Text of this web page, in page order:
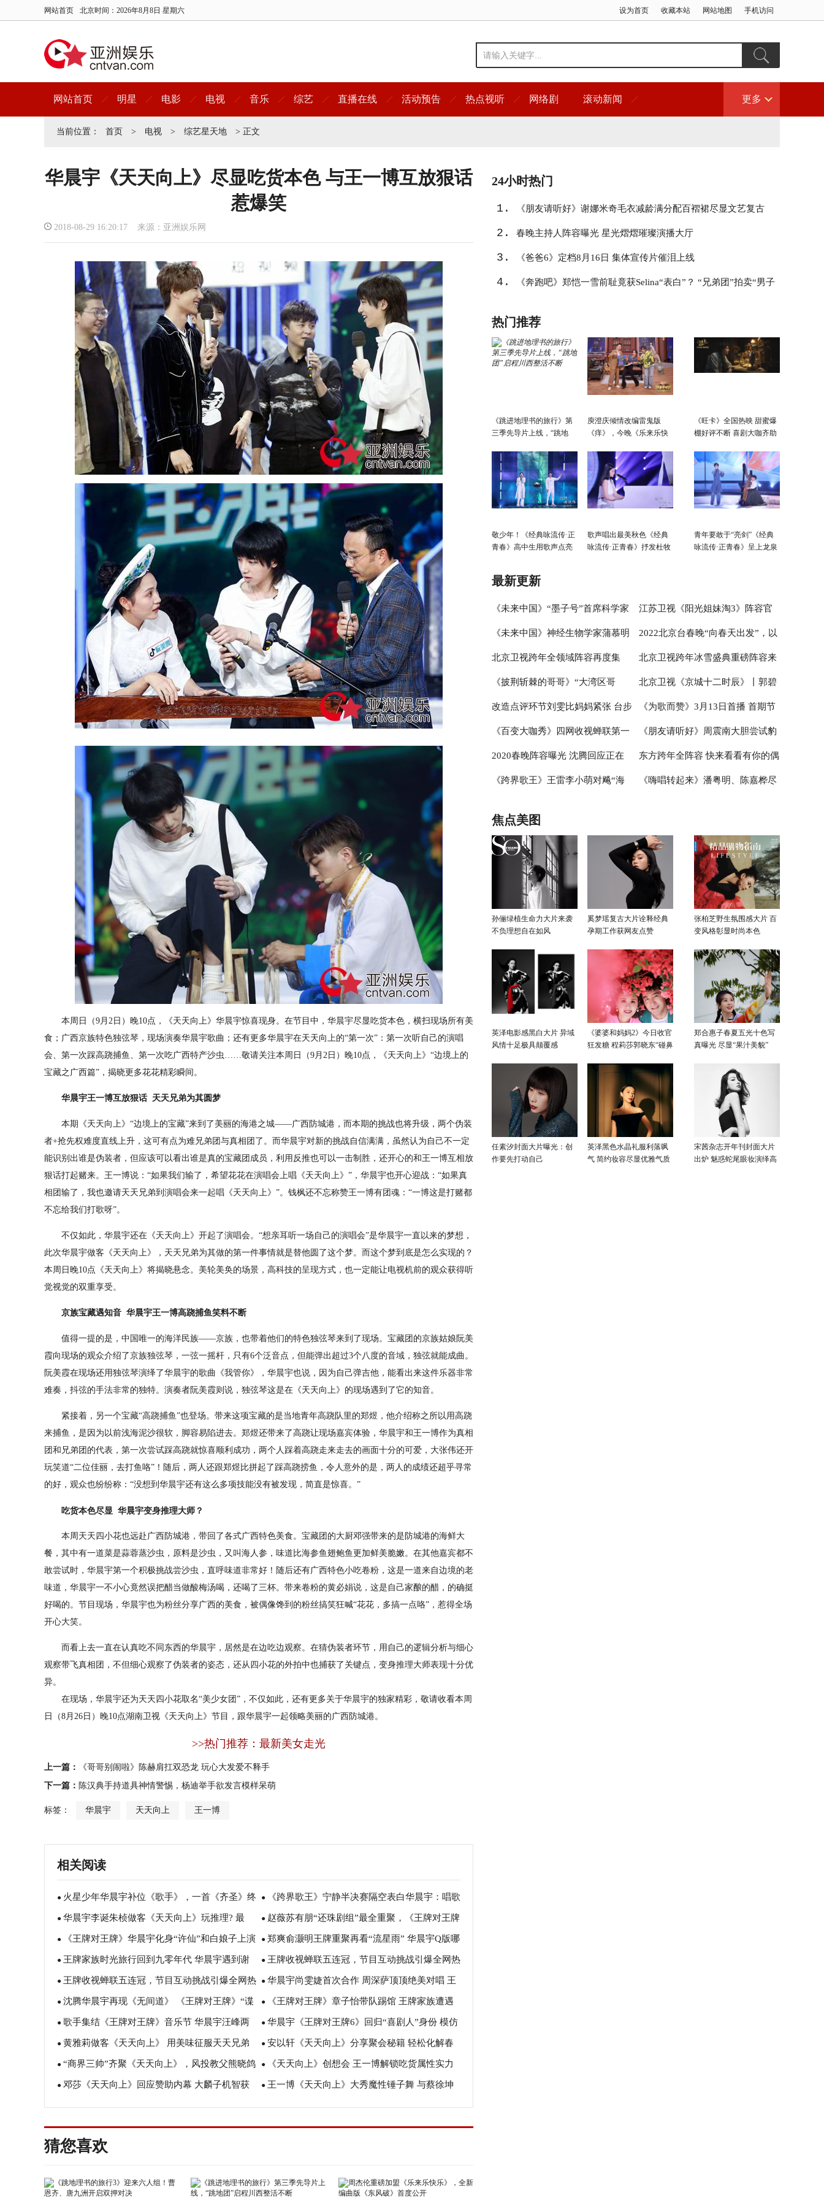
网站首页 北京时间： 2026年8月8日 星期六 设为首页 收藏本站 网站地图 手机访问
网站首页 明星 电影 电视 音乐 综艺 直播在线 活动预告 热点视听 网络剧 滚动新闻 更多
当前位置： 首页 > 电视 > 综艺星天地 > 正文
华晨宇《天天向上》尽显吃货本色 与王一博互放狠话
惹爆笑
2018-08-29 16:20:17 来源：亚洲娱乐网
本周日（9月2日）晚10点，《天天向上》华晨宇惊喜现身。在节目中，华晨宇尽显吃货本色，横扫现场所有美
食；广西京族特色独弦琴，现场演奏华晨宇歌曲；还有更多华晨宇在天天向上的“第一次”：第一次听自己的演唱
会、第一次踩高跷捕鱼、第一次吃广西特产沙虫……敬请关注本周日（9月2日）晚10点，《天天向上》“边境上的
宝藏之广西篇”，揭晓更多花花精彩瞬间。
华晨宇王一博互放狠话 天天兄弟为其圆梦
本期《天天向上》“边境上的宝藏”来到了美丽的海港之城——广西防城港，而本期的挑战也将升级，两个伪装
者+抢先权难度直线上升，这可有点为难兄弟团与真相团了。而华晨宇对新的挑战自信满满，虽然认为自己不一定
能识别出谁是伪装者，但应该可以看出谁是真的宝藏团成员，利用反推也可以一击制胜，还开心的和王一博互相放
狠话打起赌来。王一博说：“如果我们输了，希望花花在演唱会上唱《天天向上》”，华晨宇也开心迎战：“如果真
相团输了，我也邀请天天兄弟到演唱会来一起唱《天天向上》”。钱枫还不忘称赞王一博有团魂：“一博这是打赌都
不忘给我们打歌呀”。
不仅如此，华晨宇还在《天天向上》开起了演唱会。“想亲耳听一场自己的演唱会”是华晨宇一直以来的梦想，
此次华晨宇做客《天天向上》，天天兄弟为其做的第一件事情就是替他圆了这个梦。而这个梦到底是怎么实现的？
本周日晚10点《天天向上》将揭晓悬念。美轮美奂的场景，高科技的呈现方式，也一定能让电视机前的观众获得听
觉视觉的双重享受。
京族宝藏遇知音 华晨宇王一博高跷捕鱼笑料不断
值得一提的是，中国唯一的海洋民族——京族，也带着他们的特色独弦琴来到了现场。宝藏团的京族姑娘阮美
霞向现场的观众介绍了京族独弦琴，一弦一摇杆，只有6个泛音点，但能弹出超过3个八度的音域，独弦就能成曲。
阮美霞在现场还用独弦琴演绎了华晨宇的歌曲《我管你》，华晨宇也说，因为自己弹吉他，能看出来这件乐器非常
难奏，抖弦的手法非常的独特。演奏者阮美霞则说，独弦琴这是在《天天向上》的现场遇到了它的知音。
紧接着，另一个宝藏“高跷捕鱼”也登场。带来这项宝藏的是当地青年高跷队里的郑煜，他介绍称之所以用高跷
来捕鱼，是因为以前浅海泥沙很软，脚容易陷进去。郑煜还带来了高跷让现场嘉宾体验，华晨宇和王一博作为真相
团和兄弟团的代表，第一次尝试踩高跷就惊喜顺利成功，两个人踩着高跷走来走去的画面十分的可爱，大张伟还开
玩笑道“二位佳丽，去打鱼咯”！随后，两人还跟郑煜比拼起了踩高跷捞鱼，令人意外的是，两人的成绩还超乎寻常
的好，观众也纷纷称：“没想到华晨宇还有这么多项技能没有被发现，简直是惊喜。”
吃货本色尽显 华晨宇变身推理大师？
本周天天四小花也远赴广西防城港，带回了各式广西特色美食。宝藏团的大厨邓强带来的是防城港的海鲜大
餐，其中有一道菜是蒜蓉蒸沙虫，原料是沙虫，又叫海人参，味道比海参鱼翅鲍鱼更加鲜美脆嫩。在其他嘉宾都不
敢尝试时，华晨宇第一个积极挑战尝沙虫，直呼味道非常好！随后还有广西特色小吃卷粉，这是一道来自边境的老
味道，华晨宇一不小心竟然误把醋当做酸梅汤喝，还喝了三杯。带来卷粉的黄必娟说，这是自己家酿的醋，的确挺
好喝的。节目现场，华晨宇也为粉丝分享广西的美食，被偶像馋到的粉丝搞笑狂喊“花花，多搞一点咯”，惹得全场
开心大笑。
而看上去一直在认真吃不同东西的华晨宇，居然是在边吃边观察。在猜伪装者环节，用自己的逻辑分析与细心
观察带飞真相团，不但细心观察了伪装者的姿态，还从四小花的外拍中也捕获了关键点，变身推理大师表现十分优
异。
在现场，华晨宇还为天天四小花取名“美少女团”，不仅如此，还有更多关于华晨宇的独家精彩，敬请收看本周
日（8月26日）晚10点湖南卫视《天天向上》节目，跟华晨宇一起领略美丽的广西防城港。
>>热门推荐：最新美女走光
上一篇：
《哥哥别闹啦》陈赫肩扛双恐龙 玩心大发爱不释手
下一篇： 陈汉典手持道具神情警惕，杨迪举手欲发言模样呆萌
标签： 华晨宇 天天向上 王一博
相关阅读
● 火星少年华晨宇补位《歌手》，一首《齐圣》终
结Jessie J三连冠
● 《跨界歌王》宁静半决赛隔空表白华晨宇：唱歌
好听，我喜欢！
● 华晨宇李诞朱桢做客《天天向上》玩推理? 最
会“演”伪装者遭遇反套路
● 赵薇苏有朋“还珠剧组”最全重聚，《王牌对王牌
5》今晚首播
● 《王牌对王牌》华晨宇化身“许仙”和白娘子上演
绝美“爱情”故事
● 郑爽俞灏明王牌重聚再看“流星雨” 华晨宇Q版哪
吒造型超可爱
● 王牌家族时光旅行回到九零年代 华晨宇遇到谢
广坤惊喜献唱
● 王牌收视蝉联五连冠，节目互动挑战引爆全网热
潮
● 王牌收视蝉联五连冠，节目互动挑战引爆全网热
潮
● 华晨宇尚雯婕首次合作 周深萨顶顶绝美对唱 王
牌歌手大赛今晚开唱
● 沈腾华晨宇再现《无间道》 《王牌对王牌》“谍
战大剧”今晚开演
● 《王牌对王牌》章子怡带队踢馆 王牌家族遭遇
演技大考验
● 歌手集结《王牌对王牌》音乐节 华晨宇汪峰两
大歌王巅峰对决
● 华晨宇《王牌对王牌6》回归“喜剧人”身份 模仿
到位舞台王炸获赞不断
● 黄雅莉做客《天天向上》 用美味征服天天兄弟 ● 安以轩《天天向上》分享聚会秘籍 轻松化解春
节小烦恼
● “商界三帅”齐聚《天天向上》，风投教父熊晓鸽
被“抱大腿”
● 《天天向上》创想会 王一博解锁吃货属性实力
呆萌
● 邓莎《天天向上》回应赞助内幕 大麟子机智获
赞福尔摩斯
● 王一博《天天向上》大秀魔性锤子舞 与蔡徐坤
切磋球技热血高燃
猜您喜欢
24小时热门
1. 《朋友请听好》谢娜米奇毛衣减龄满分配百褶裙尽显文艺复古
2. 春晚主持人阵容曝光 星光熠熠璀璨演播大厅
3. 《爸爸6》定档8月16日 集体宣传片催泪上线
4. 《奔跑吧》郑恺一雪前耻竟获Selina“表白”？ “兄弟团”拍卖“男子
热门推荐
《跳进地理书的旅行》第
三季先导片上线，“跳地
庾澄庆倾情改编雷鬼版
《痒》，今晚《乐来乐快
《旺卡》全国热映 甜蜜爆
棚好评不断 喜剧大咖齐助
敬少年！《经典咏流传·正
青春》高中生用歌声点亮
歌声唱出最美秋色《经典
咏流传·正青春》抒发杜牧
青年要敢于“亮剑”《经典
咏流传·正青春》呈上龙泉
最新更新
《未来中国》“墨子号”首席科学家
潘建伟引领科技前沿 科学青年还
原“恐怖实验”
江苏卫视《阳光姐妹淘3》阵容官
宣 开启嗨夏环岛季
《未来中国》神经生物学家蒲慕明
揭秘“科技创新2030重大项目--脑科
学与类脑研究” 科学青年团探索“神
秘大脑”
2022北京台春晚“向春天出发”，以
中国元素喜迎“双奥”
北京卫视跨年全领域阵容再度集
结，冰雪盛典联欢喜迎冬奥时间
北京卫视跨年冰雪盛典重磅阵容来
袭 奥运冠军组团助阵迎冬奥
《披荆斩棘的哥哥》“大湾区哥
哥”展乐器才能 赵文卓练舞显肌肉
线条
北京卫视《京城十二时辰》丨郭碧
婷向佐感受“金婚”甜蜜 悦悦姜帅打
卡“火星基地”
改造点评环节刘雯比妈妈紧张 台步
考核两位妈妈无缘大秀
《为歌而赞》3月13日首播 首期节
目抖音观看突破5100万
《百变大咖秀》四网收视蝉联第一
杨迪模仿GAI细节到位赢广泛认可
《朋友请听好》周震南大胆尝试豹
纹V领衬衫，又野又乖自带高级感
2020春晚阵容曝光 沈腾回应正在
备战央视春晚
东方跨年全阵容 快来看看有你的偶
像吗？
《跨界歌王》王雷李小萌对飚“海 《嗨唱转起来》潘粤明、陈嘉桦尽
焦点美图
孙俪绿植生命力大片来袭
不负理想自在如风
奚梦瑶复古大片诠释经典
孕期工作获网友点赞
张柏芝野生氛围感大片 百
变风格彰显时尚本色
英泽电影感黑白大片 异域
风情十足极具颠覆感
《婆婆和妈妈2》今日收官
狂发糖 程莉莎郭晓东“碰鼻
郑合惠子春夏五光十色写
真曝光 尽显“果汁美貌”
任素汐封面大片曝光：创
作要先打动自己
英泽黑色水晶礼服利落飒
气 简约妆容尽显优雅气质
宋茜杂志开年刊封面大片
出炉 魅惑蛇尾眼妆演绎高